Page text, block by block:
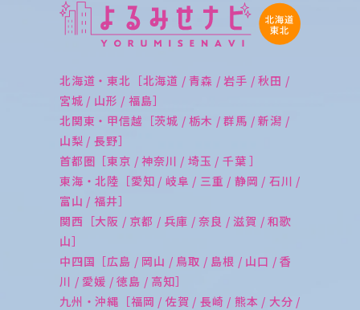
北海道・東北［北海道 / 青森 / 岩手 / 秋田 /
宮城 / 山形 / 福島］
北関東・甲信越［茨城 / 栃木 / 群馬 / 新潟 /
山梨 / 長野］
首都圏［東京 / 神奈川 / 埼玉 / 千葉 ］
東海・北陸［愛知 / 岐阜 / 三重 / 静岡 / 石川 /
富山 / 福井］
関西［大阪 / 京都 / 兵庫 / 奈良 / 滋賀 / 和歌
山］
中四国［広島 / 岡山 / 鳥取 / 島根 / 山口 / 香
川 / 愛媛 / 徳島 / 高知］
九州・沖縄［福岡 / 佐賀 / 長崎 / 熊本 / 大分 /